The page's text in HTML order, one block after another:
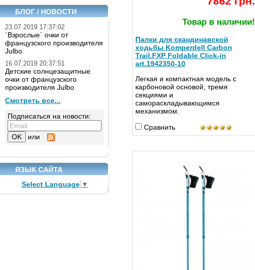
БЛОГ / НОВОСТИ
23.07.2019 17:37:02
`Взрослые` очки от
французского производителя
Julbo
16.07.2019 20:37:51
Детские солнцезащитные
очки от французского
производителя Julbo
Смотреть все...
Подписаться на новости:
или
ЯЗЫК САЙТА
Select Language ▼
Товар в наличии!
Палки для скандинавской
ходьбы Komperdell Carbon
Trail.FXP Foldable Click-in
art.1942350-10
Легкая и компактная модель с
карбоновой основой, тремя
секциями и
самораскладывающимся
механизмом.
Сравнить